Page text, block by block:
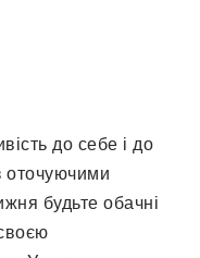
до себе і до
оточуючими
будьте обачні